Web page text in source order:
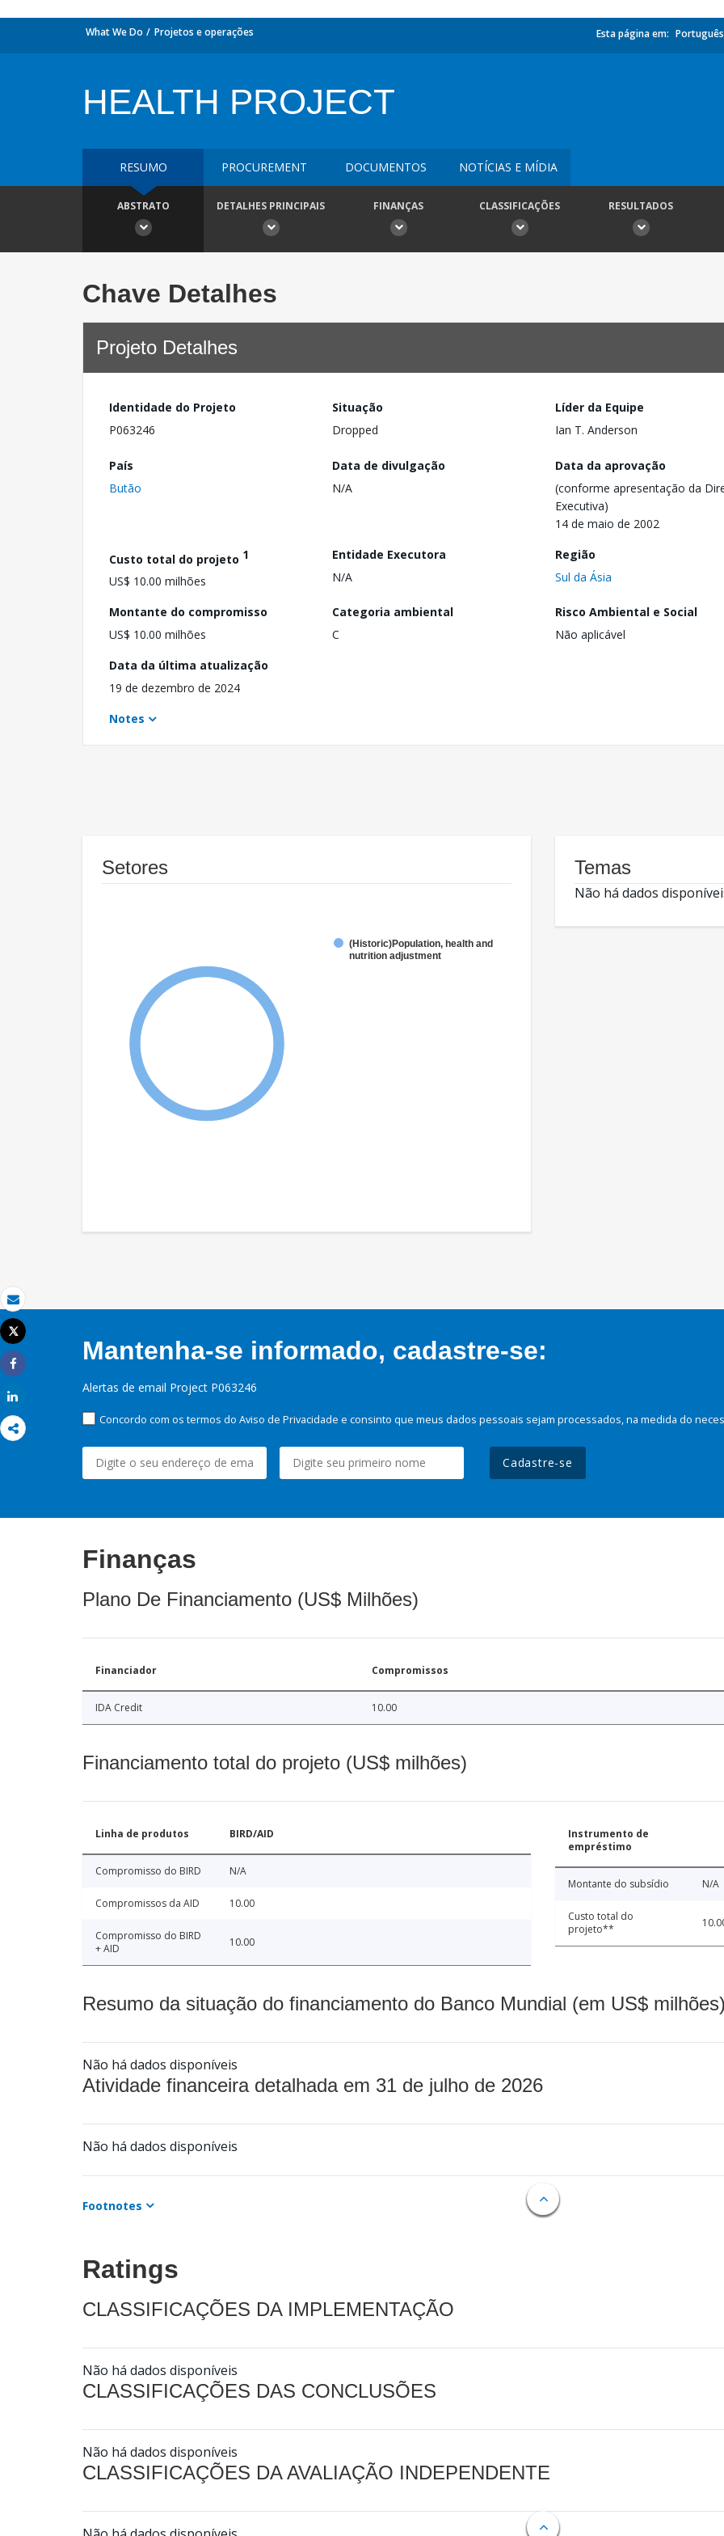
Email
Imprimir
Tweet
Share
What We Do Projetos e operações Esta página em: Português
HEALTH PROJECT
RESUMO PROCUREMENT DOCUMENTOS NOTÍCIAS E MÍDIA
ABSTRATO DETALHES PRINCIPAIS FINANÇAS CLASSIFICAÇÕES RESULTADOS
Chave Detalhes
Projeto Detalhes
Identidade do Projeto
P063246
Situação
Dropped
Líder da Equipe
Ian T. Anderson
País
Butão
Data de divulgação
N/A
Data da aprovação
(conforme apresentação da
Executiva)
14 de maio de 2002
Custo total do projeto 1
US$ 10.00 milhões
Entidade Executora
N/A
Região
Sul da Ásia
Montante do compromisso
US$ 10.00 milhões
Categoria ambiental
C
Risco Ambiental e Social
Não aplicável
Data da última atualização
19 de dezembro de 2024
Notes
Setores
(Historic)Population, health and
nutrition adjustment
Temas
Não há dados
Mantenha-se informado, cadastre-se:
Alertas de email Project P063246
Concordo com os termos do Aviso de Privacidade e consinto que meus dados pessoais sejam processados, na medida do
Cadastre-se
Finanças
Plano De Financiamento (US$ Milhões)
Financiador Compromissos
IDA Credit 10.00
Financiamento total do projeto (US$ milhões)
Linha de produtos BIRD/AID
Compromisso do BIRD N/A
Compromissos da AID 10.00
Compromisso do BIRD
+ AID
10.00
Instrumento de
empréstimo
Montante do subsídio N/A
Custo total do
projeto**
Resumo da situação do financiamento do Banco Mundial (em US$
Não há dados disponíveis
Atividade financeira detalhada em 31 de julho de 2026
Não há dados disponíveis
Footnotes
Ratings
CLASSIFICAÇÕES DA IMPLEMENTAÇÃO
Não há dados disponíveis
CLASSIFICAÇÕES DAS CONCLUSÕES
Não há dados disponíveis
CLASSIFICAÇÕES DA AVALIAÇÃO INDEPENDENTE